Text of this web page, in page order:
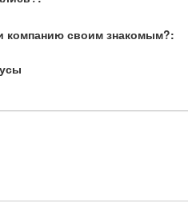
компанию своим знакомым?: